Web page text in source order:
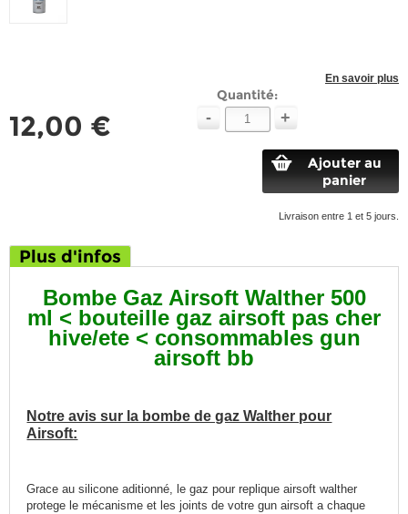
En savoir plus
12,00 €
Quantité:
- +
Ajouter au
panier
Livraison entre 1 et 5 jours.
Plus d'infos
Bombe Gaz Airsoft Walther 500
ml < bouteille gaz airsoft pas cher
hive/ete < consommables gun
airsoft bb
Notre avis sur la bombe de gaz Walther pour
Airsoft:
Grace au silicone aditionné, le gaz pour replique airsoft walther
protege le mécanisme et les joints de votre gun airsoft a chaque